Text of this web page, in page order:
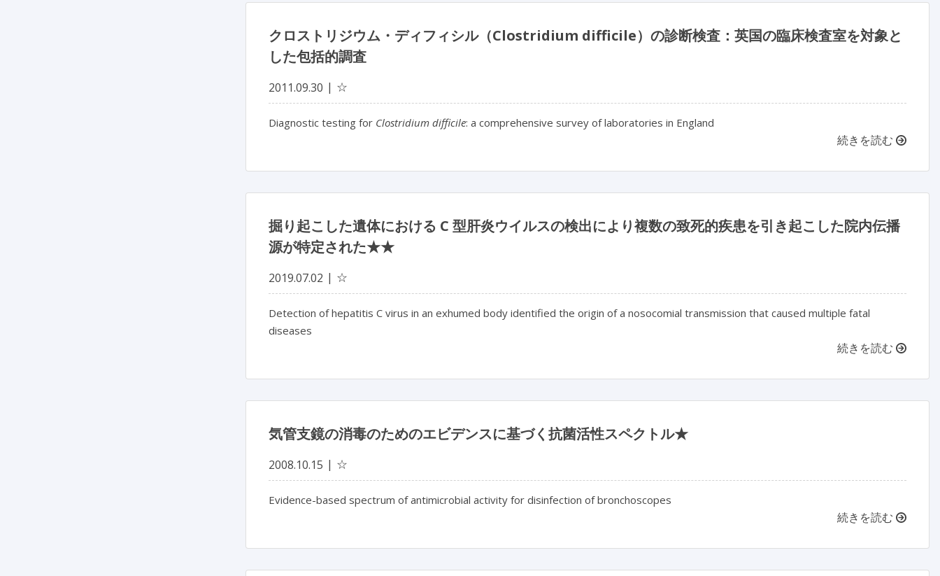
クロストリジウム・ディフィシル（Clostridium difficile）の診断検査：英国の臨床検査室を対象と
した包括的調査
2011.09.30 ☆
Diagnostic testing for Clostridium difficile: a comprehensive survey of laboratories in England
続きを読む
掘り起こした遺体における C 型肝炎ウイルスの検出により複数の致死的疾患を引き起こした院内伝播
源が特定された★★
2019.07.02 ☆
Detection of hepatitis C virus in an exhumed body identified the origin of a nosocomial transmission that caused multiple fatal
diseases
続きを読む
気管支鏡の消毒のためのエビデンスに基づく抗菌活性スペクトル★
2008.10.15 ☆
Evidence-based spectrum of antimicrobial activity for disinfection of bronchoscopes
続きを読む